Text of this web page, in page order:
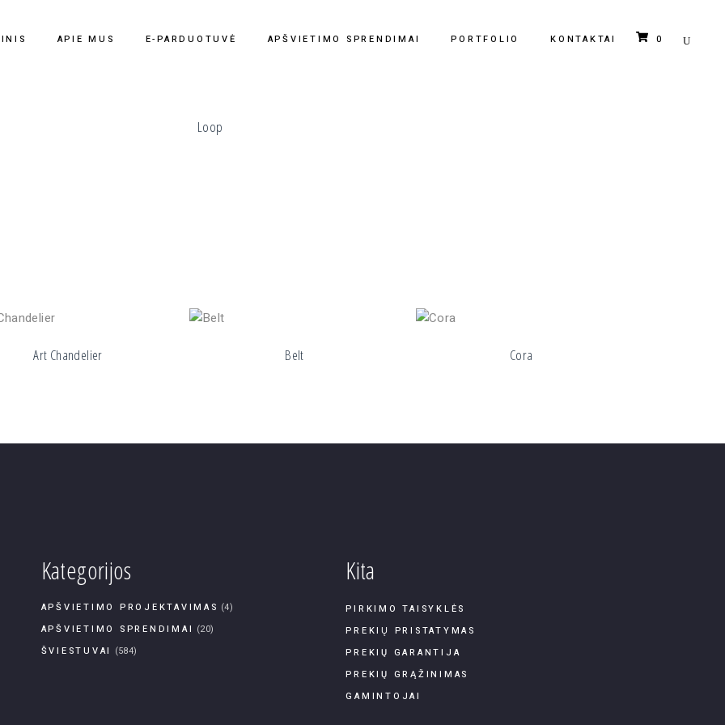
APIE MUS E-PARDUOTUVĖ APŠVIETIMO SPRENDIMAI PORTFOLIO KONTAKTAI 0
Loop
Art Chandelier Belt Cora
Kategorijos
APŠVIETIMO PROJEKTAVIMAS (4)
APŠVIETIMO SPRENDIMAI (20)
ŠVIESTUVAI (584)
Kita
PIRKIMO TAISYKLĖS
PREKIŲ PRISTATYMAS
PREKIŲ GARANTIJA
PREKIŲ GRĄŽINIMAS
GAMINTOJAI